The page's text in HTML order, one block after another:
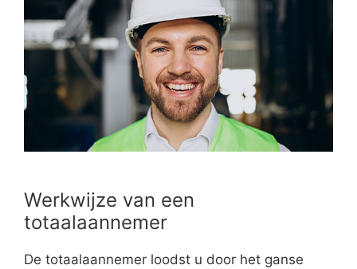
Werkwijze van een
totaalaannemer
De totaalaannemer loodst u door het ganse